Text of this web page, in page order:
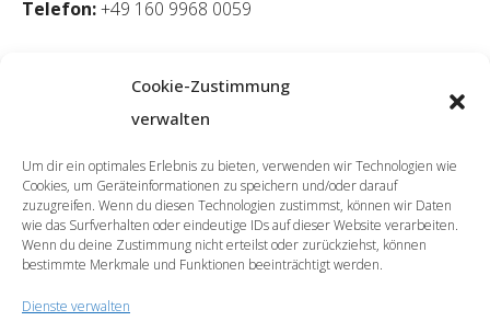
Cookie-Zustimmung
verwalten
Um dir ein optimales Erlebnis zu bieten, verwenden wir Technologien wie
Cookies, um Geräteinformationen zu speichern und/oder darauf
zuzugreifen. Wenn du diesen Technologien zustimmst, können wir Daten
wie das Surfverhalten oder eindeutige IDs auf dieser Website verarbeiten.
Wenn du deine Zustimmung nicht erteilst oder zurückziehst, können
bestimmte Merkmale und Funktionen beeinträchtigt werden.
Dienste verwalten
Telefon:+49 160 9968 0059